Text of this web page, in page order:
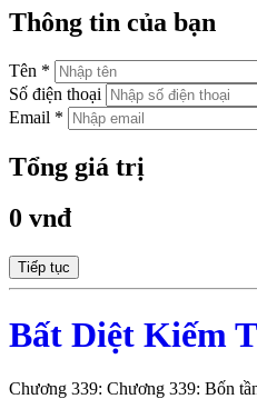
Thông tin của bạn
Tên *
Số điện thoại
Email *
Tổng giá trị
0 vnđ
Tiếp tục
Bất Diệt Kiếm
Chương 339: Chương 339: Bốn